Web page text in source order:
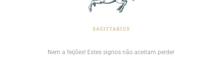
Nem a feijões! Estes signos não aceitam perder